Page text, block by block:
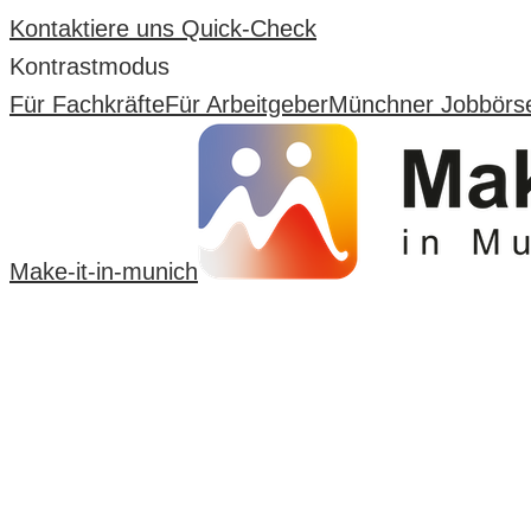
Kontaktiere uns Quick-Check
Kontrastmodus
Für FachkräfteFür ArbeitgeberMünchner
Make-it-in-munich